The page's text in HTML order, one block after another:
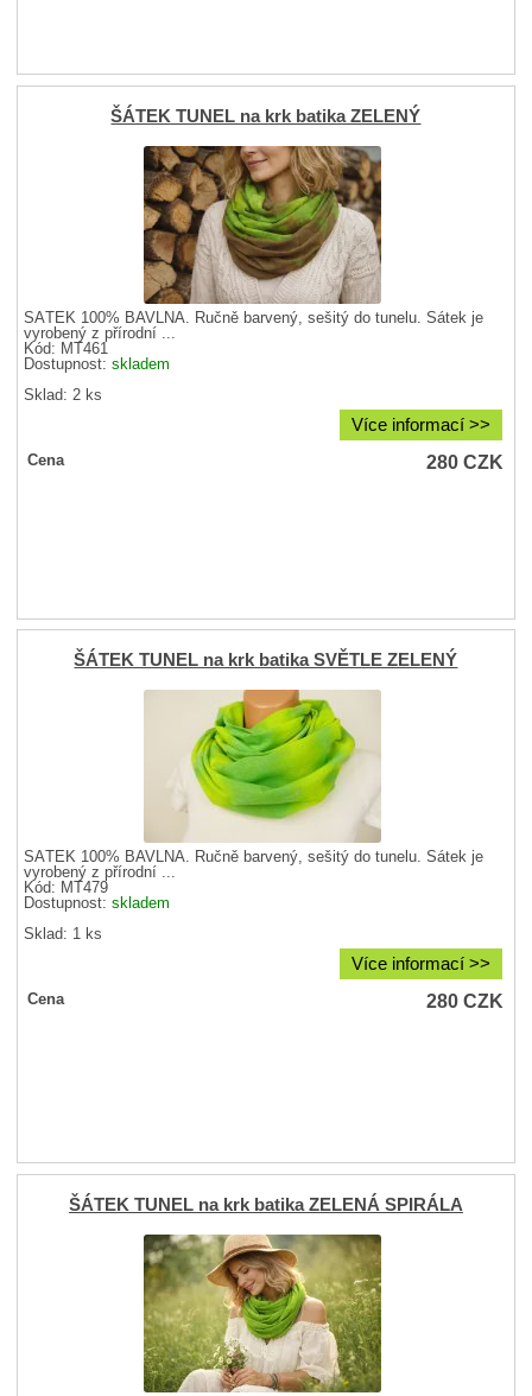
ŠÁTEK TUNEL na krk batika ZELENÝ
ŠÁTEK 100% BAVLNA. Ručně barvený, sešitý do tunelu. Šátek je
vyrobený z přírodní ...
Kód: MT461
Dostupnost:skladem
Sklad: 2 ks
Více informací >>
Cena 280CZK
ŠÁTEK TUNEL na krk batika SVĚTLE ZELENÝ
ŠÁTEK 100% BAVLNA. Ručně barvený, sešitý do tunelu. Šátek je
vyrobený z přírodní ...
Kód: MT479
Dostupnost:skladem
Sklad: 1 ks
Více informací >>
Cena 280CZK
ŠÁTEK TUNEL na krk batika ZELENÁ SPIRÁLA